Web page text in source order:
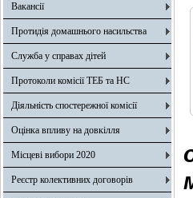
Вакансії
Протидія домашнього насильства
Служба у справах дітей
Протоколи комісії ТЕБ та НС
Діяльність спостережної комісії
Оцінка впливу на довкілля
Місцеві вибори 2020
Реєстр колективних договорів